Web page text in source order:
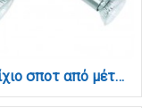
Επιτοίχιο σποτ από μέταλλο σε νίκελ ματ απόχρωση 2XGU10 D:17cm (9075-2Φ-Νίκελ Ματ)